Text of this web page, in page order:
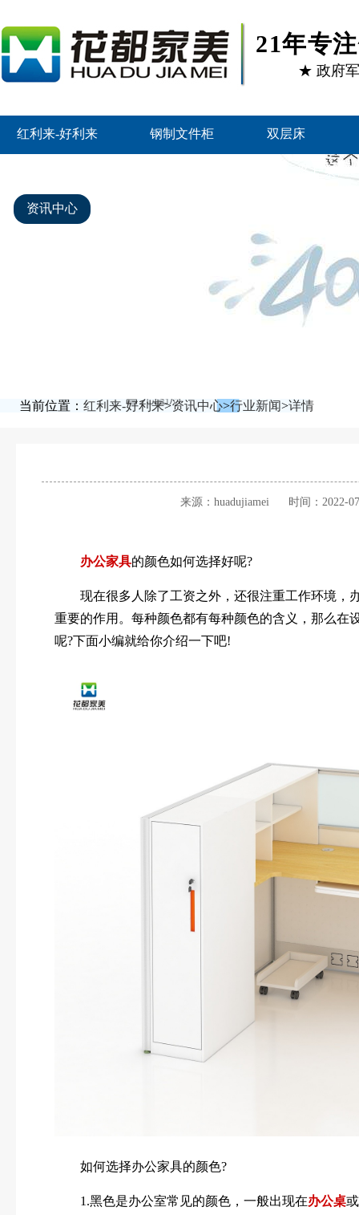
21年专
★ 政府
红利来-好利来 钢制文件柜 双层床
客户案例
资讯中心
当前位置： 红利来-好利来>资讯中心>行业新闻>详情
来源：huadujiamei 时间：2022-
办公家具的颜色如何选择好呢?
现在很多人除了工资之外，还很注重工作环境，
重要的作用。每种颜色都有每种颜色的含义，那么在
呢?下面小编就给你介绍一下吧!
如何选择办公家具的颜色?
1.黑色是办公室常见的颜色，一般出现在办公桌